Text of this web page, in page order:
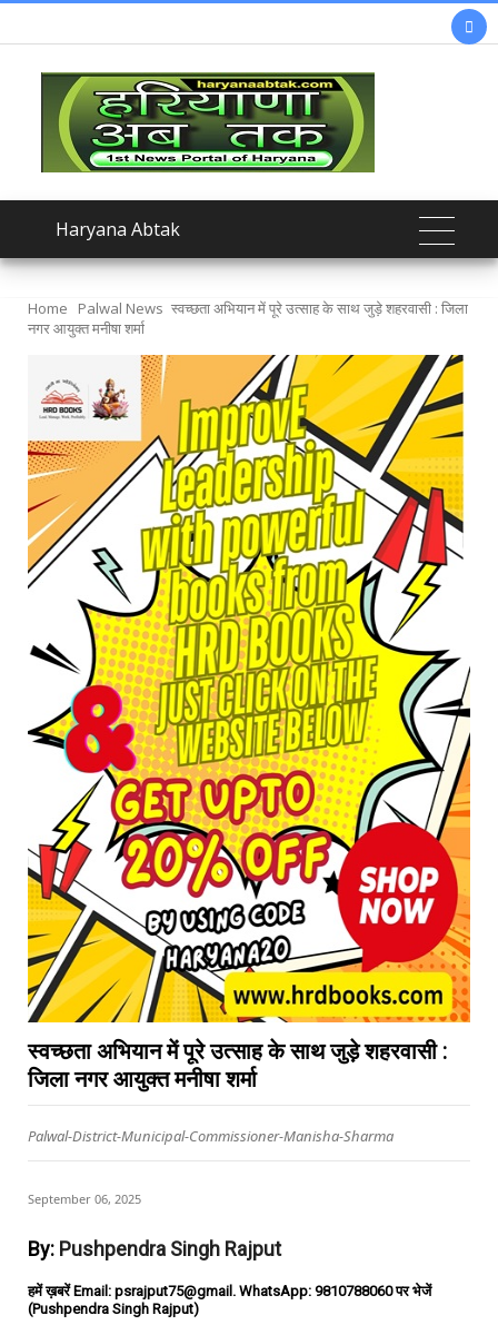

Haryana Abtak
Home Palwal News स्वच्छता अभियान में पूरे उत्साह के साथ जुड़े शहरवासी : जिला
नगर आयुक्त मनीषा शर्मा
स्वच्छता अभियान में पूरे उत्साह के साथ जुड़े शहरवासी :
जिला नगर आयुक्त मनीषा शर्मा
Palwal-District-Municipal-Commissioner-Manisha-Sharma
September 06, 2025
By: Pushpendra Singh Rajput
हमें ख़बरें Email: psrajput75@gmail. WhatsApp: 9810788060 पर भेजें
(Pushpendra Singh Rajput)